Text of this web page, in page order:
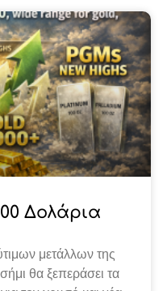
Δολάρια
μετάλλων της
θα ξεπεράσει τα